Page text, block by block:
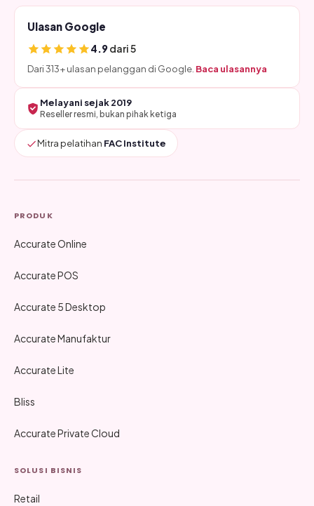
Ulasan Google
4.9dari 5
Dari 313+ ulasan pelanggan di Google. Baca ulasannya
Melayani sejak 2019
Reseller resmi, bukan pihak ketiga
Mitra pelatihan FAC Institute
PRODUK
Accurate Online
Accurate POS
Accurate 5 Desktop
Accurate Manufaktur
Accurate Lite
Bliss
Accurate Private Cloud
SOLUSI BISNIS
Retail